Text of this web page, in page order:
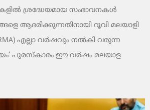
ശ്രദ്ധേയമായ സംഭാവനകൾ
ആദരിക്കുന്നതിനായി റൂവി മലയാളി
എല്ലാ വർഷവും നൽകി വരുന്ന
പുരസ്‌കാരം ഈ വർഷം മലയാള